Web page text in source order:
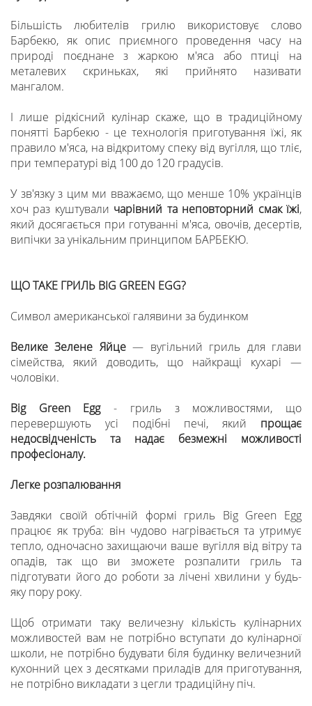
Більшість любителів грилю використовує слово
Барбекю, як опис приємного проведення часу на
природі поєднане з жаркою м'яса або птиці на
металевих скриньках, які прийнято називати
мангалом.
І лише рідкісний кулінар скаже, що в традиційному
понятті Барбекю - це технологія приготування їжі, як
правило м'яса, на відкритому спеку від вугілля, що тліє,
при температурі від 100 до 120 градусів.
У зв'язку з цим ми вважаємо, що менше 10% українців
хоч раз куштували чарівний та неповторний смак їжі,
який досягається при готуванні м'яса, овочів, десертів,
випічки за унікальним принципом БАРБЕКЮ.
ЩО ТАКЕ ГРИЛЬ BIG GREEN EGG?
Символ американської галявини за будинком
Велике Зелене Яйце— вугільний гриль для глави
сімейства, який доводить, що найкращі кухарі —
чоловіки.
Big Green Egg- гриль з можливостями, що
перевершують усі подібні печі, який прощає
недосвідченість та надає безмежні можливості
професіоналу.
Легке розпалювання
Завдяки своїй обтічній формі гриль Big Green Egg
працює як труба: він чудово нагрівається та утримує
тепло, одночасно захищаючи ваше вугілля від вітру та
опадів, так що ви зможете розпалити гриль та
підготувати його до роботи за лічені хвилини у будь-
яку пору року.
Щоб отримати таку величезну кількість кулінарних
можливостей вам не потрібно вступати до кулінарної
школи, не потрібно будувати біля будинку величезний
кухонний цех з десятками приладів для приготування,
не потрібно викладати з цегли традиційну піч.